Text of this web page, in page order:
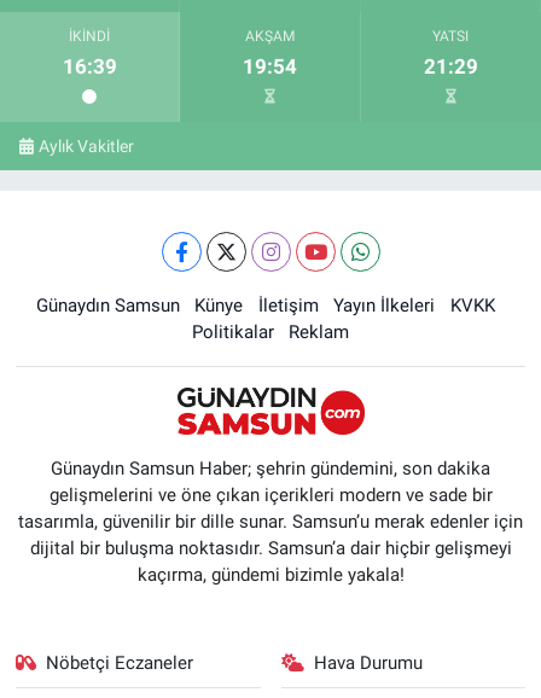
İKINDI
16:39
AKŞAM
19:54
YATSI
21:29
Aylık Vakitler
Günaydın Samsun Künye İletişim Yayın İlkeleri
KVKK
Politikalar
Reklam
Günaydın Samsun Haber; şehrin gündemini, son dakika
gelişmelerini ve öne çıkan içerikleri modern ve sade bir
tasarımla, güvenilir bir dille sunar. Samsun’u merak edenler için
dijital bir buluşma noktasıdır. Samsun’a dair hiçbir gelişmeyi
kaçırma, gündemi bizimle yakala!
Nöbetçi Eczaneler Hava Durumu